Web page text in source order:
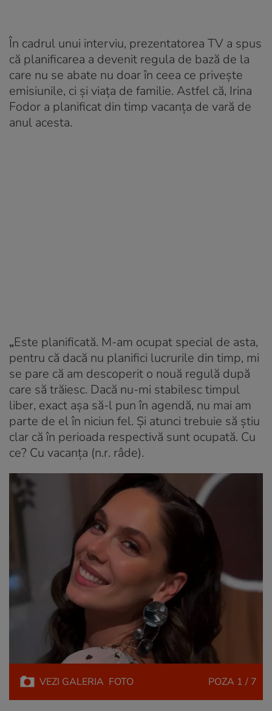
În cadrul unui interviu, prezentatorea TV a spus
că planificarea a devenit regula de bază de la
care nu se abate nu doar în ceea ce privește
emisiunile, ci și viața de familie. Astfel că, Irina
Fodor a planificat din timp vacanța de vară de
anul acesta.
„Este planificată. M-am ocupat special de asta,
pentru că dacă nu planifici lucrurile din timp, mi
se pare că am descoperit o nouă regulă după
care să trăiesc. Dacă nu-mi stabilesc timpul
liber, exact așa să-l pun în agendă, nu mai am
parte de el în niciun fel. Și atunci trebuie să știu
clar că în perioada respectivă sunt ocupată. Cu
ce? Cu vacanța (n.r. râde).
VEZI GALERIA FOTO POZA 1 / 7